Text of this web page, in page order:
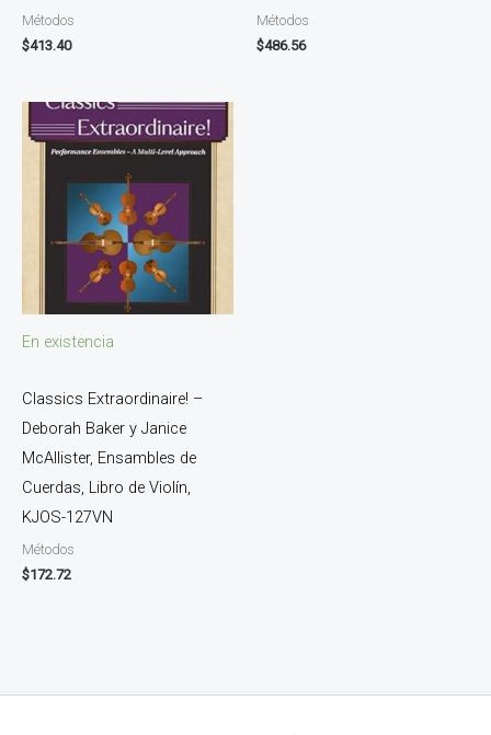
Métodos
$413.40
Métodos
$486.56
En existencia
Classics Extraordinaire! –
Deborah Baker y Janice
McAllister, Ensambles de
Cuerdas, Libro de Violín,
KJOS-127VN
Métodos
$172.72